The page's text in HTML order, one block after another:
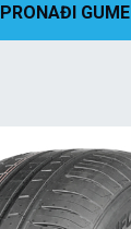
PRONAĐI GUME